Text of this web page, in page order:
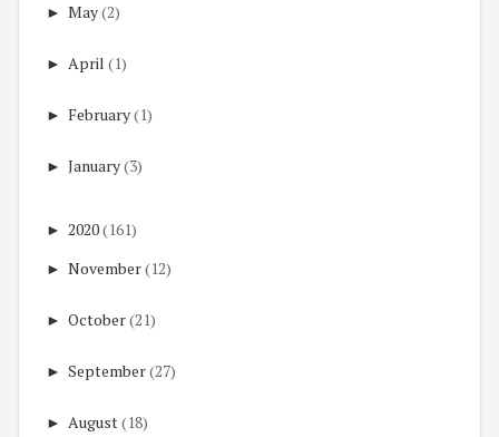
► May(2)
► April (1)
► February(1)
► January(3)
► 2020(161)
► November(12)
► October(21)
► September(27)
► August(18)